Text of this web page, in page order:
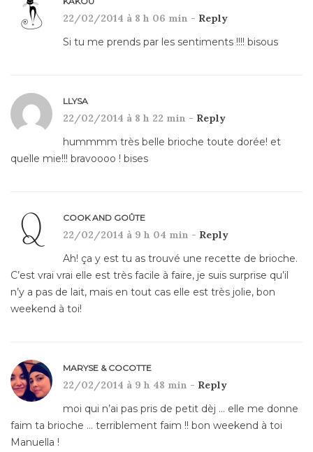
22/02/2014 à 8 h 06 min - Reply
Si tu me prends par les sentiments !!!! bisous
LLYSA
22/02/2014 à 8 h 22 min - Reply
hummmm très belle brioche toute dorée! et
quelle mie!!! bravoooo ! bises
COOK AND GOÛTE
22/02/2014 à 9 h 04 min - Reply
Ah! ça y est tu as trouvé une recette de brioche.
C’est vrai vrai elle est très facile à faire, je suis surprise qu’il
n’y a pas de lait, mais en tout cas elle est très jolie, bon
weekend à toi!
MARYSE & COCOTTE
22/02/2014 à 9 h 48 min - Reply
moi qui n’ai pas pris de petit dèj … elle me donne
faim ta brioche … terriblement faim !! bon weekend à toi
Manuella !